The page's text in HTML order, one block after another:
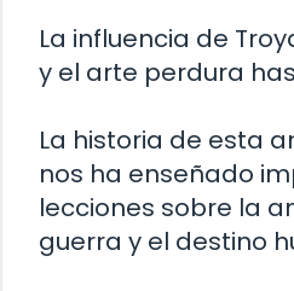
La influencia de
y el arte perdura
La historia de esta
nos ha enseñado
lecciones sobre la
guerra y el destino